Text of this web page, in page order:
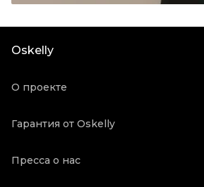
Продавец
Oskelly
О проекте
Гарантия от Oskelly
Пресса о нас